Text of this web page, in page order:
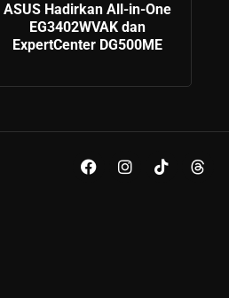
ASUS Hadirkan All-in-One
EG3402WVAK dan
ExpertCenter DG500ME